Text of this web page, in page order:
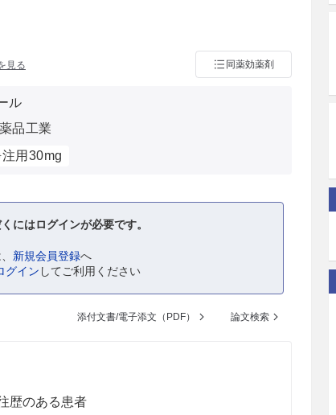
見る 同薬効薬剤
ル
品工業
用30mg
にはログインが必要です。
新規会員登録へ
グイン してご利用ください
添付文書/電子添文（PDF） 論文検索
歴のある患者